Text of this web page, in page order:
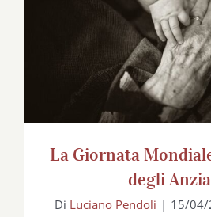
La Giornata Mondiale
Anziani
La Giornata
degli
Di Luciano Pendoli | 15/04/